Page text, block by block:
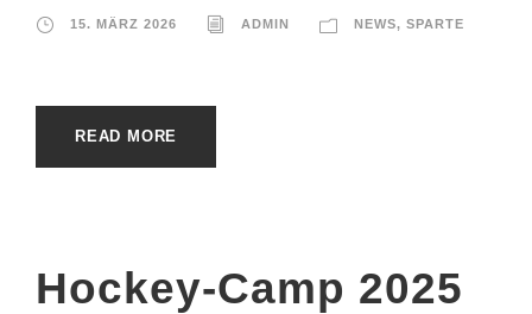
15. MÄRZ 2026 ADMIN NEWS, SPARTE
READ MORE
Hockey-Camp 2025